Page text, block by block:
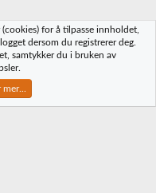
Ltd.
for å tilpasse innholdet,
dersom du registrerer deg.
samtykker du i bruken av